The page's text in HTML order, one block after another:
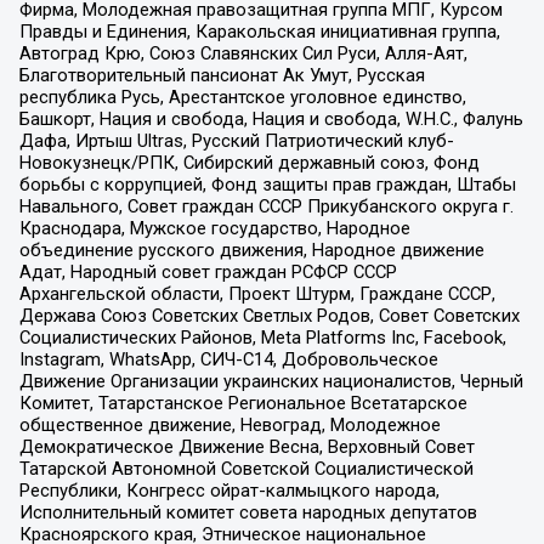
Фирма, Молодежная правозащитная группа МПГ, Курсом
Правды и Единения, Каракольская инициативная группа,
Автоград Крю, Союз Славянских Сил Руси, Алля-Аят,
Благотворительный пансионат Ак Умут, Русская
республика Русь, Арестантское уголовное единство,
Башкорт, Нация и свобода, Нация и свобода, W.H.С., Фалунь
Дафа, Иртыш Ultras, Русский Патриотический клуб-
Новокузнецк/РПК, Сибирский державный союз, Фонд
борьбы с коррупцией, Фонд защиты прав граждан, Штабы
Навального, Совет граждан СССР Прикубанского округа г.
Краснодара, Мужское государство, Народное
объединение русского движения, Народное движение
Адат, Народный совет граждан РСФСР СССР
Архангельской области, Проект Штурм, Граждане СССР,
Держава Союз Советских Светлых Родов, Совет Советских
Социалистических Районов, Meta Platforms Inc, Facebook,
Instagram, WhatsApp, СИЧ-С14, Добровольческое
Движение Организации украинских националистов, Черный
Комитет, Татарстанское Региональное Всетатарское
общественное движение, Невоград, Молодежное
Демократическое Движение Весна, Верховный Совет
Татарской Автономной Советской Социалистической
Республики, Конгресс ойрат-калмыцкого народа,
Исполнительный комитет совета народных депутатов
Красноярского края, Этническое национальное